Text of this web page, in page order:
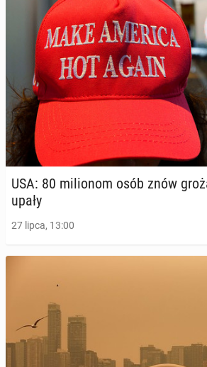
USA: 80 mi­lio­nom osób znów
upały
27 lipca, 13:00